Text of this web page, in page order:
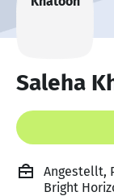
Saleha
Angestellt,
Bright